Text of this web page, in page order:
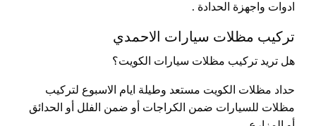
ادوات واجهزة الحدادة .
تركيب مظلات سيارات الاحمدي
هل تريد تركيب مظلات سيارات الكويت؟
حداد مظلات الكويت مستعد وطيلة ايام الاسبوع لتركيب
مظلات للسيارات ضمن الكراجات أو ضمن الفلل أو الحدائق